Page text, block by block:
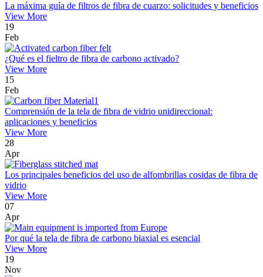
La máxima guía de filtros de fibra de cuarzo: solicitudes y beneficios
View More
19
Feb
¿Qué es el fieltro de fibra de carbono activado?
View More
15
Feb
Comprensión de la tela de fibra de vidrio unidireccional:
aplicaciones y beneficios
View More
28
Apr
Los principales beneficios del uso de alfombrillas cosidas de fibra de
vidrio
View More
07
Apr
Por qué la tela de fibra de carbono biaxial es esencial
View More
19
Nov